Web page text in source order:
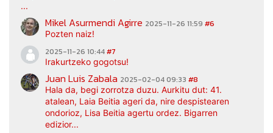
...
Mikel Asurmendi Agirre 2025-11-26 11:59 #6
Pozten naiz!
2025-11-26 10:44#7
Irakurtzeko gogotsu!
Juan Luis Zabala 2025-02-04 09:33 #8
Hala da, begi zorrotza duzu. Aurkitu dut: 41.
atalean, Laia Beitia ageri da, nire despistearen
ondorioz, Lisa Beitia agertu ordez. Bigarren
edizior...